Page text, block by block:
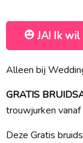
JA! Ik wil
Alleen bij
GRATIS
trouwjurken
Deze Gratis